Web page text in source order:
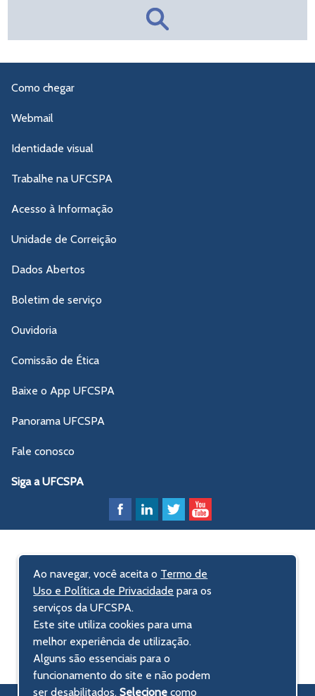
Como chegar
Webmail
Identidade visual
Trabalhe na UFCSPA
Acesso à Informação
Unidade de Correição
Dados Abertos
Boletim de serviço
Ouvidoria
Comissão de Ética
Baixe o App UFCSPA
Panorama UFCSPA
Fale conosco
Siga a UFCSPA
Ao navegar, você aceita o Termo de
Uso e Política de Privacidade para os
serviços da UFCSPA.
Este site utiliza cookies para uma
melhor experiência de utilização.
Alguns são essenciais para o
funcionamento do site e não podem
ser desabilitados.Selecionecomo